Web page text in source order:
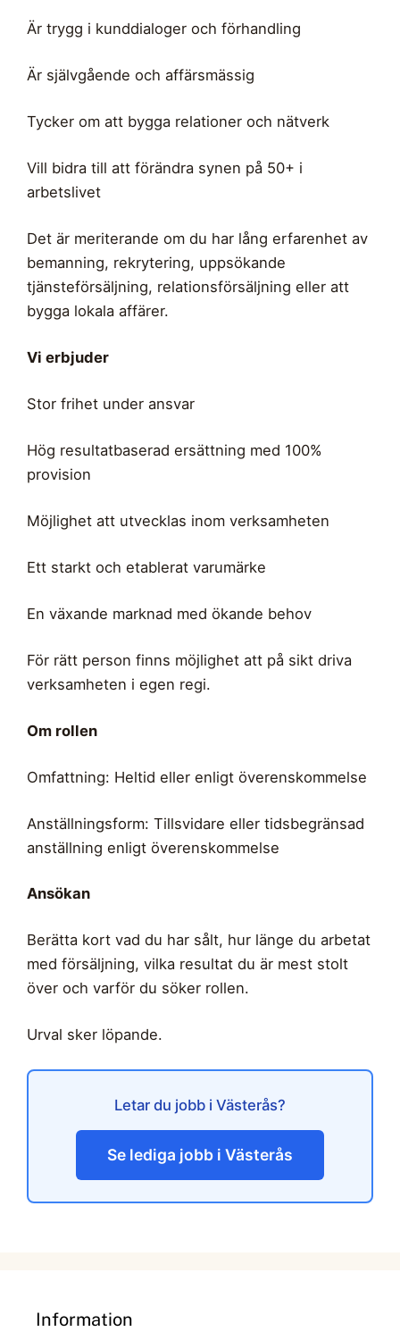
Är trygg i kunddialoger och förhandling
Är självgående och affärsmässig
Tycker om att bygga relationer och nätverk
Vill bidra till att förändra synen på 50+ i
arbetslivet
Det är meriterande om du har lång erfarenhet av
bemanning, rekrytering, uppsökande
tjänsteförsäljning, relationsförsäljning eller att
bygga lokala affärer.
Vi erbjuder
Stor frihet under ansvar
Hög resultatbaserad ersättning med 100%
provision
Möjlighet att utvecklas inom verksamheten
Ett starkt och etablerat varumärke
En växande marknad med ökande behov
För rätt person finns möjlighet att på sikt driva
verksamheten i egen regi.
Om rollen
Omfattning: Heltid eller enligt överenskommelse
Anställningsform: Tillsvidare eller tidsbegränsad
anställning enligt överenskommelse
Ansökan
Berätta kort vad du har sålt, hur länge du arbetat
med försäljning, vilka resultat du är mest stolt
över och varför du söker rollen.
Urval sker löpande.
Letar du jobb i Västerås?
Se lediga jobb i Västerås
Information